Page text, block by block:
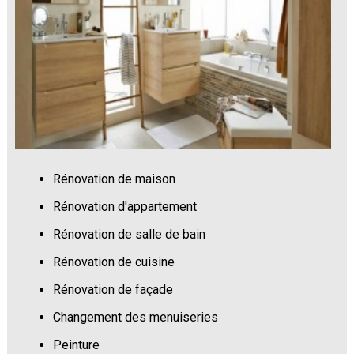
Rénovation de maison
Rénovation d'appartement
Rénovation de salle de bain
Rénovation de cuisine
Rénovation de façade
Changement des menuiseries
Peinture